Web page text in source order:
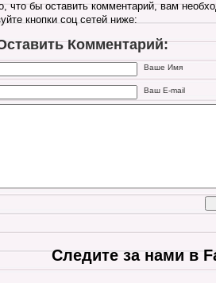
что бы оставить комментарий, вам
кнопки соц сетей ниже:
Комментарий:
Ваше Имя
Ваш E-mail
Следите за нами в